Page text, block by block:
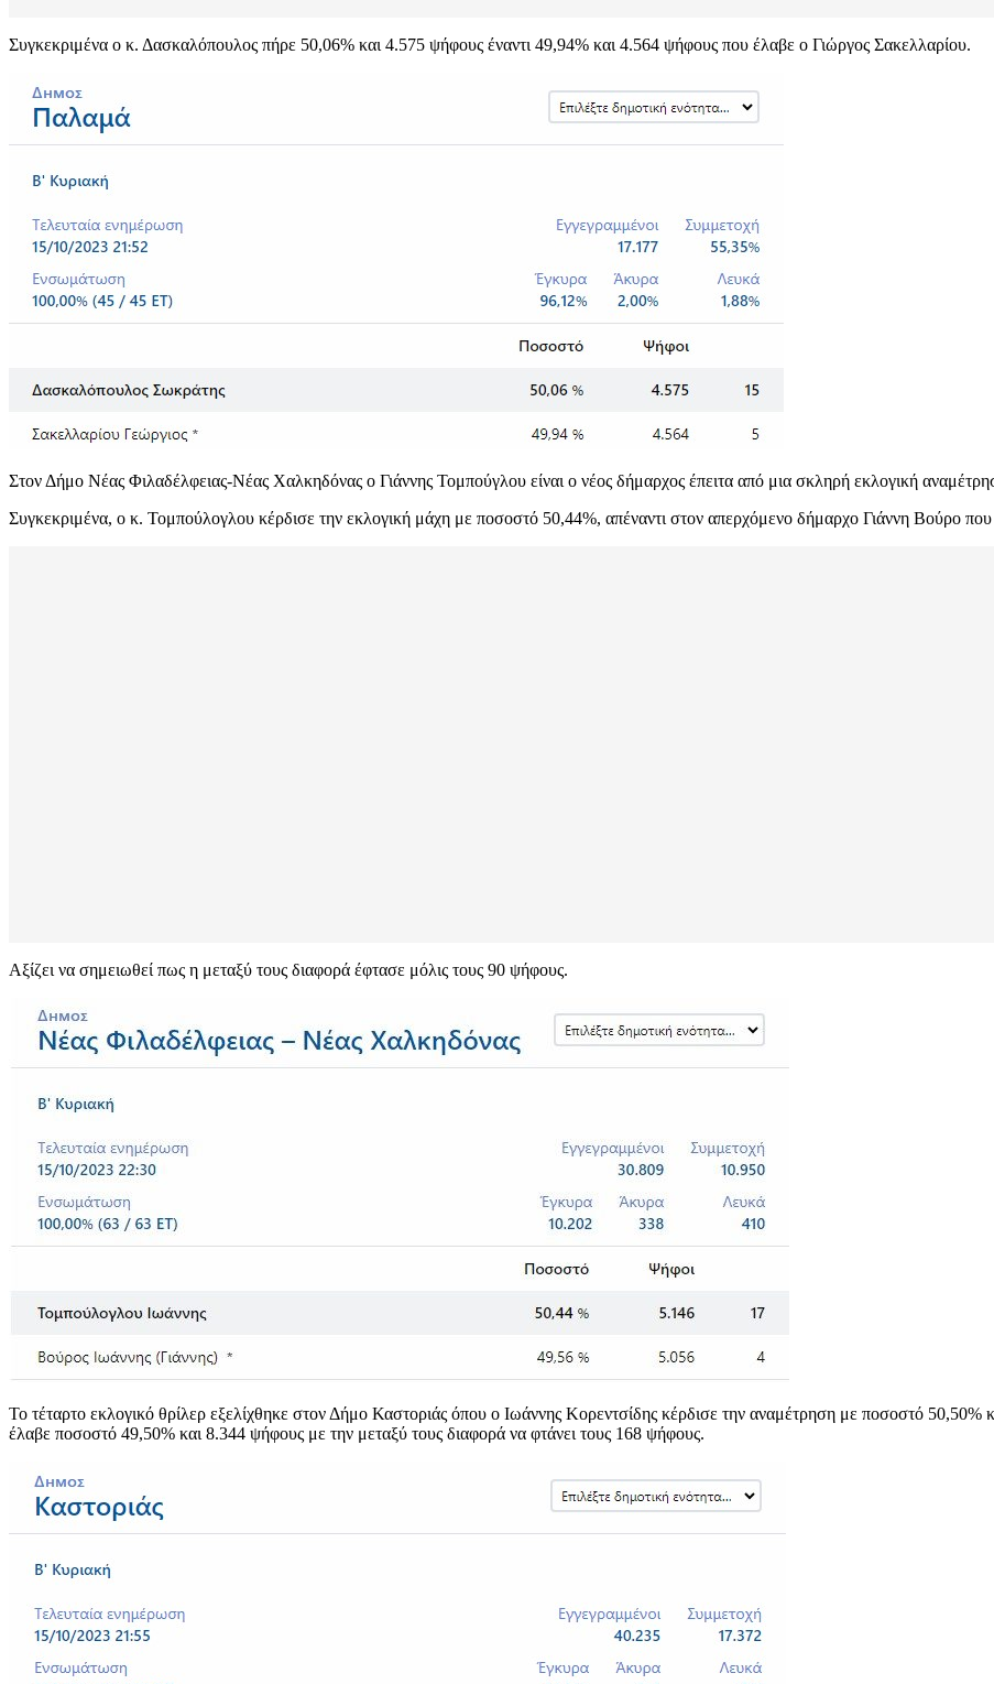
Συγκεκριμένα ο κ. Δασκαλόπουλος πήρε 50,06% και 4.575 ψήφους έναντι 49,94% και 4.564 ψήφους που έλαβε ο Γιώργος Σακελλαρίου.
Στον Δήμο Νέας Φιλαδέλφειας-Νέας Χαλκηδόνας ο Γιάννης Τομπούγλου είναι ο νέος δήμαρχος έπειτα από μια σκληρή εκλογική
Συγκεκριμένα, ο κ. Τομπούλογλου κέρδισε την εκλογική μάχη με ποσοστό 50,44%, απέναντι στον απερχόμενο δήμαρχο Γιάννη Βούρο
Αξίζει να σημειωθεί πως η μεταξύ τους διαφορά έφτασε μόλις τους 90 ψήφους.
Το τέταρτο εκλογικό θρίλερ εξελίχθηκε στον Δήμο Καστοριάς όπου ο Ιωάννης Κορεντσίδης κέρδισε την αναμέτρηση με ποσοστό
έλαβε ποσοστό 49,50% και 8.344 ψήφους με την μεταξύ τους διαφορά να φτάνει τους 168 ψήφους.